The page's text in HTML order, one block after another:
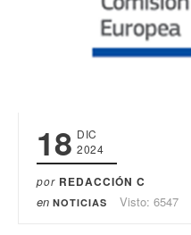
18 DIC
2024
por REDACCIÓN C
en NOTICIAS Visto: 6547